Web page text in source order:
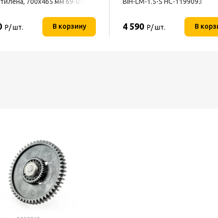
Р/ шт. В корзину 4 590 Р/ шт. В